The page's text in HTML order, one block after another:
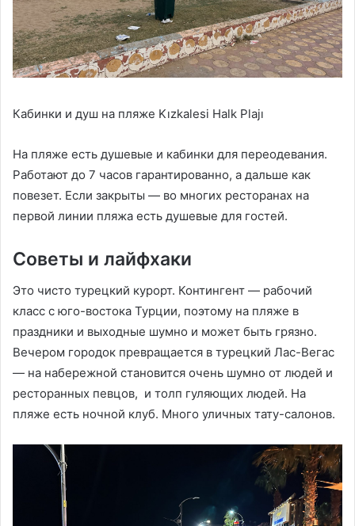
Кабинки и душ на пляже Kızkalesi Halk Plajı
На пляже есть душевые и кабинки для переодевания.
Работают до 7 часов гарантированно, а дальше как
повезет. Если закрыты — во многих ресторанах на
первой линии пляжа есть душевые для гостей.
Советы и лайфхаки
Это чисто турецкий курорт. Контингент — рабочий
класс с юго-востока Турции, поэтому на пляже в
праздники и выходные шумно и может быть грязно.
Вечером городок превращается в турецкий Лас-Вегас
— на набережной становится очень шумно от людей и
ресторанных певцов, и толп гуляющих людей. На
пляже есть ночной клуб. Много уличных тату-салонов.